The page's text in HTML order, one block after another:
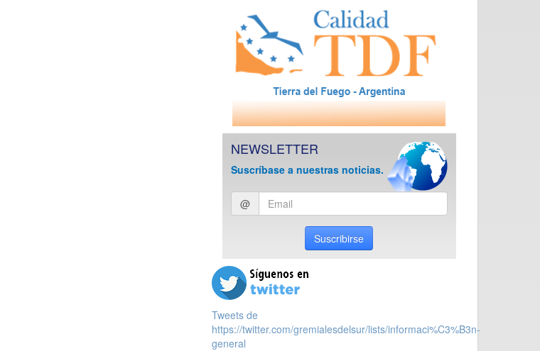
NEWSLETTER
Suscríbase a nuestras noticias.
Ingresar
email
@
Suscribirse
Tweets de
https://twitter.com/gremialesdelsur/lists/informaci%C3%B3n-
general